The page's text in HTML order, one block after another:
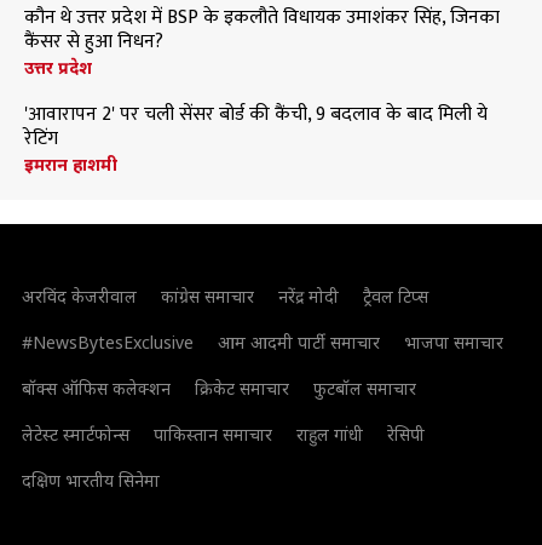
कौन थे उत्तर प्रदेश में BSP के इकलौते विधायक उमाशंकर सिंह, जिनका
कैंसर से हुआ निधन?
उत्तर प्रदेश
'आवारापन 2' पर चली सेंसर बोर्ड की कैंची, 9 बदलाव के बाद मिली ये
रेटिंग
इमरान हाशमी
अरविंद केजरीवाल कांग्रेस समाचार नरेंद्र मोदी
ट्रैवल टिप्स
#NewsBytesExclusive
आम आदमी पार्टी समाचार
भाजपा समाचार
बॉक्स ऑफिस कलेक्शन
क्रिकेट समाचार
फुटबॉल समाचार
लेटेस्ट स्मार्टफोन्स
पाकिस्तान समाचार राहुल गांधी
रेसिपी
दक्षिण भारतीय सिनेमा